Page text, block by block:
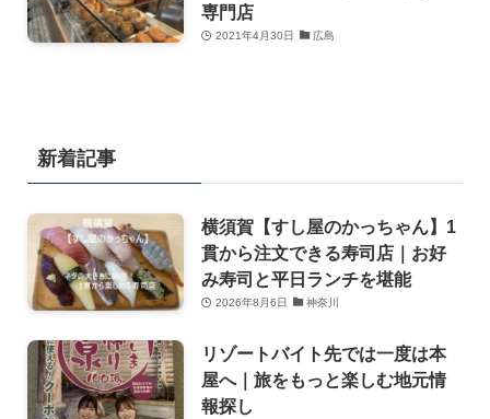
専門店
2021年4月30日 広島
新着記事
横須賀【すし屋のかっちゃん】1
貫から注文できる寿司店｜お好
み寿司と平日ランチを堪能
2026年8月6日 神奈川
リゾートバイト先では一度は本
屋へ｜旅をもっと楽しむ地元情
報探し